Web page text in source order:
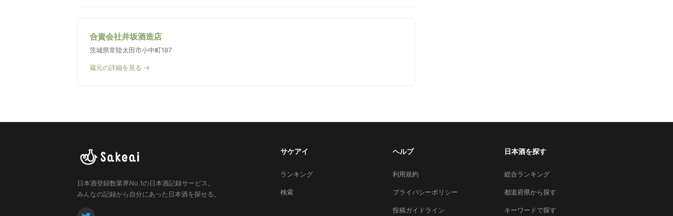
合資会社井坂酒造店
茨城県常陸太田市小中町187
蔵元の詳細を見る →
日本酒登録数業界No.1の日本酒記録サービス。
みんなの記録から自分にあった日本酒を探せる。
サケアイ
ランキング
検索
ヘルプ
利用規約
プライバシーポリシー
投稿ガイドライン
日本酒を探す
総合ランキング
都道府県から探す
キーワードで探す